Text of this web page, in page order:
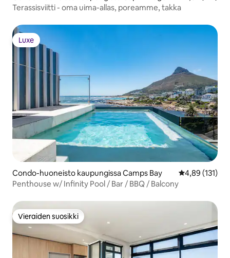
Terassisviitti - oma uima-allas, poreamme, takka
Luxe
Luxe
Condo-huoneisto kaupungissa Camps Bay
4,89 (131)
Penthouse w/ Infinity Pool / Bar / BBQ / Balcony
Vieraiden suosikki
Vieraiden suosikki